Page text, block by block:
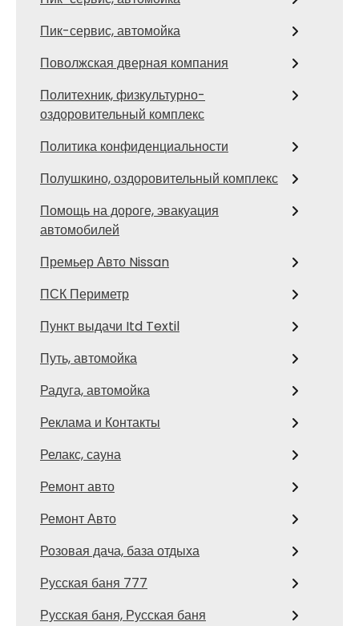
Пик-сервис, автомойка
Поволжская дверная компания
Политехник, физкультурно-
оздоровительный комплекс
Политика конфиденциальности
Полушкино, оздоровительный комплекс
Помощь на дороге, эвакуация
автомобилей
Премьер Авто Nissan
ПСК Периметр
Пункт выдачи Itd Textil
Путь, автомойка
Радуга, автомойка
Реклама и Контакты
Релакс, сауна
Ремонт авто
Ремонт Авто
Розовая дача, база отдыха
Русская баня 777
Русская баня, Русская баня